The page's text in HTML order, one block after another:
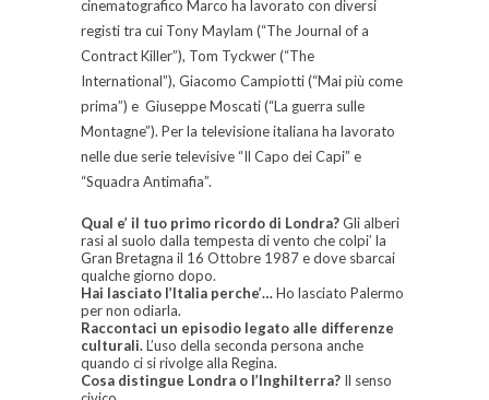
cinematografico Marco ha lavorato con diversi
registi tra cui Tony Maylam (“The Journal of a
Contract Killer”), Tom Tyckwer (“The
International”), Giacomo Campiotti (“Mai più come
prima”) e Giuseppe Moscati (“La guerra sulle
Montagne”). Per la televisione italiana ha lavorato
nelle due serie televisive “Il Capo dei Capi” e
“Squadra Antimafia”.
Qual e’ il tuo primo ricordo di Londra?Gli alberi
rasi al suolo dalla tempesta di vento che colpi’ la
Gran Bretagna il 16 Ottobre 1987 e dove sbarcai
qualche giorno dopo.
Hai lasciato l’Italia perche’…Ho lasciato Palermo
per non odiarla.
Raccontaci un episodio legato alle differenze
culturali.L’uso della seconda persona anche
quando ci si rivolge alla Regina.
Cosa distingue Londra o l’Inghilterra? Il senso